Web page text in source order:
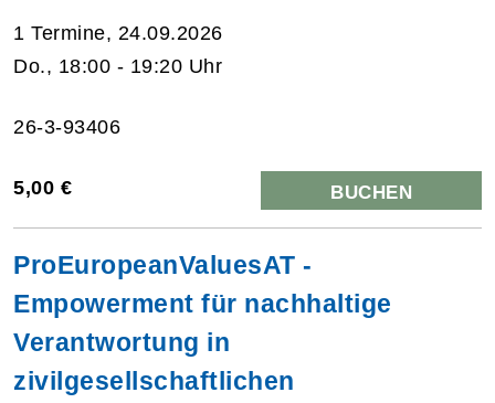
1 Termine, 24.09.2026
Do., 18:00 - 19:20 Uhr
26-3-93406
5,00 € BUCHEN
ProEuropeanValuesAT -
Empowerment für nachhaltige
Verantwortung in
zivilgesellschaftlichen